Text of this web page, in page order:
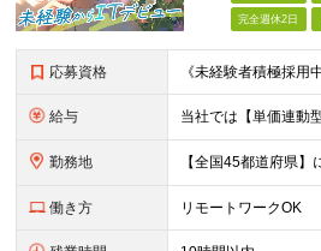
完全週休2日
応募資格
給与
勤務地
働き方 リモートワークOK